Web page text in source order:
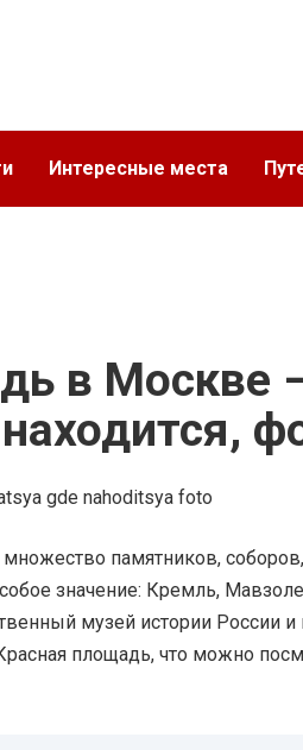
Интересные места
в Москве
памятников,
значение: Кремль,
музей истории России и
площадь, что можно